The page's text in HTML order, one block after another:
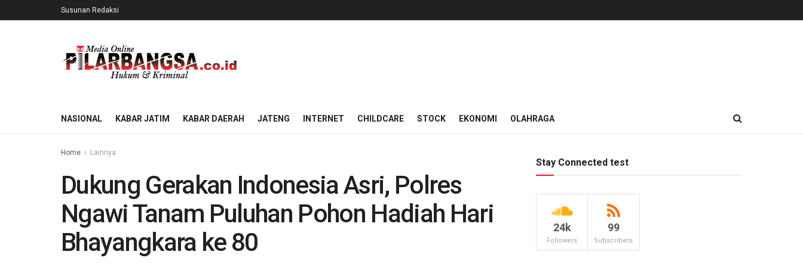
Susunan Redaksi
NASIONAL KABAR JATIM KABAR DAERAH JATENG INTERNET CHILDCARE STOCK EKONOMI OLAHRAGA
Home Lainnya
Dukung Gerakan Indonesia Asri, Polres
Ngawi Tanam Puluhan Pohon Hadiah Hari
Bhayangkara ke 80
Stay Connected test
24k
Followers
99
Subscribers